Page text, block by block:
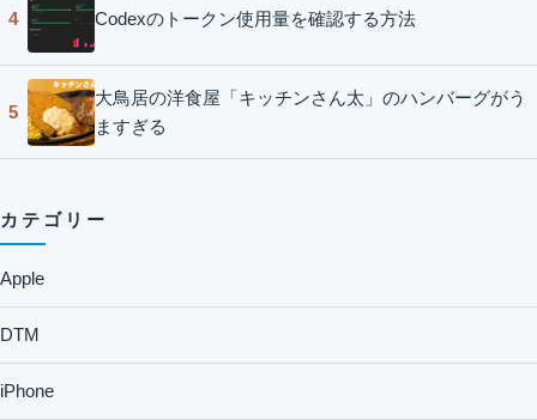
4 Codexのトークン使用量を確認する方法
5
大鳥居の洋食屋「キッチンさん太」のハンバーグがう
ますぎる
カテゴリー
Apple
DTM
iPhone